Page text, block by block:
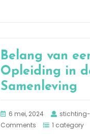
Belang van
Opleiding in
Samenleving
6 mei, 2024
Comments
1 category